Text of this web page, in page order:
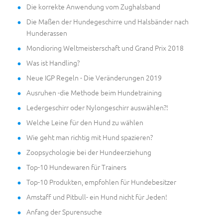
Die korrekte Anwendung vom Zughalsband
Die Maßen der Hundegeschirre und Halsbänder nach
Hunderassen
Mondioring Weltmeisterschaft und Grand Prix 2018
Was ist Handling?
Neue IGP Regeln - Die Veränderungen 2019
Ausruhen -die Methode beim Hundetraining
Ledergeschirr oder Nylongeschirr auswählen?!
Welche Leine für den Hund zu wählen
Wie geht man richtig mit Hund spazieren?
Zoopsychologie bei der Hundeerziehung
Top-10 Hundewaren für Trainers
Top-10 Produkten, empfohlen für Hundebesitzer
Amstaff und Pitbull- ein Hund nicht für Jeden!
Anfang der Spurensuche